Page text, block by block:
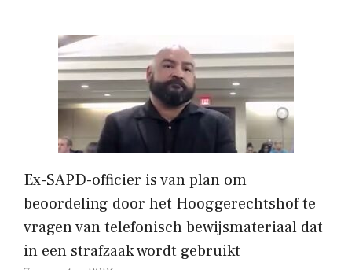
Ex-SAPD-officier is van plan om
beoordeling door het Hooggerechtshof te
vragen van telefonisch bewijsmateriaal dat
in een strafzaak wordt gebruikt